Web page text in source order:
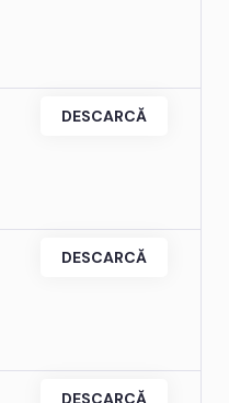
DESCARCĂ
DESCARCĂ
DESCARCĂ